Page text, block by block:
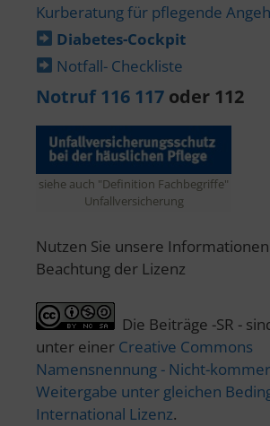
Kurberatung für pflegende
Diabetes-​Cockpit
Notfall- Checkliste
Notruf 116 117 oder 112
siehe auch "Definition Fachbegriffe"
Unfallversicherung
Nutzen Sie unsere
Beachtung der Lizenz
Die Beiträge -SR -
unter einer Creative Commons
Namensnennung - Nicht-
Weitergabe unter gleichen
International Lizenz.